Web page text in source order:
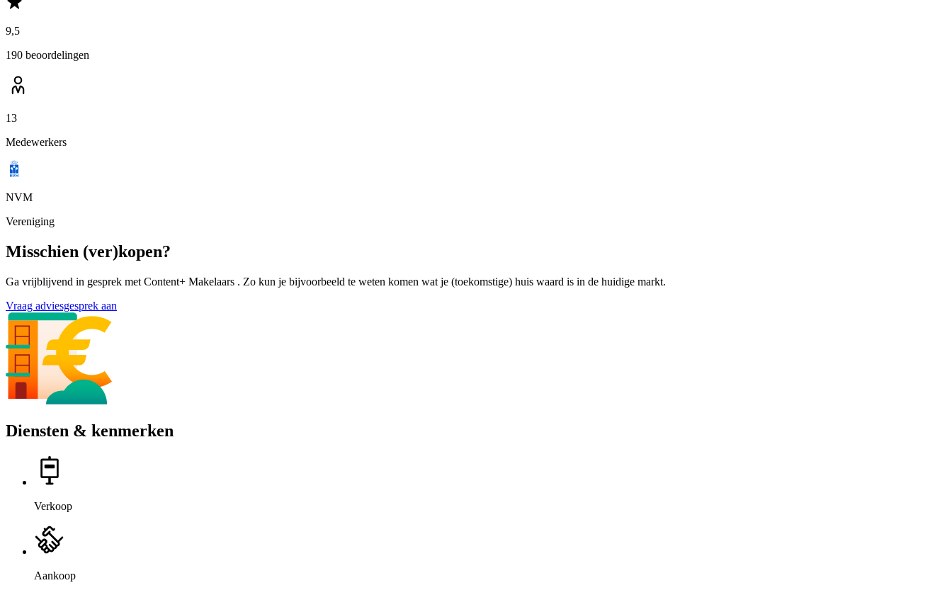
9,5
190 beoordelingen
13
Medewerkers
NVM
Vereniging
Misschien (ver)kopen?
Ga vrijblijvend in gesprek met Content+ Makelaars . Zo kun je bijvoorbeeld te weten komen wat je (toekomstige) huis waard is in de huidige markt.
Vraag adviesgesprek aan
Diensten & kenmerken
Verkoop
Aankoop